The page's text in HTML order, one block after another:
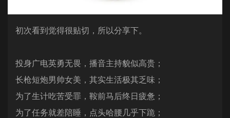
初次看到觉得很贴切，所以分享下。
投身广电英勇无畏，播音主持貌似高贵；
长枪短炮男帅女美，其实生活极其乏味；
为了生计吃苦受罪，鞍前马后终日疲惫；
为了任务就差陪睡，点头哈腰几乎下跪；